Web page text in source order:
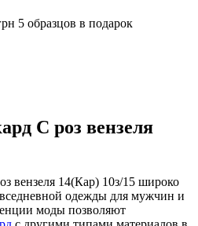
5 образцов в подарок
С роз вензеля
вензеля 14(Кар) 10з/15 широко
одежды для мужчин и
моды позволяют